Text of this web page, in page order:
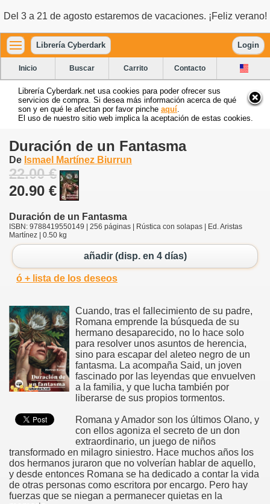
Del 3 a 21 de agosto estaremos de vacaciones. ¡Feliz verano!
Librería Cyberdark Login
Inicio Buscar Carrito Contacto
Librería Cyberdark.net usa cookies para poder ofrecer sus
servicios de compra. Si desea más información acerca de qué
son y en qué le afectan por favor pinche aquí
El uso de nuestro sitio web implica la aceptación de estas cookies.
Duración de un Fantasma
De Ismael Martínez Biurrun
22.00 €
20.90 €
Duración de un Fantasma
ISBN: 9788419550149 | 256 páginas | Rústica con solapas | Ed. Aristas
Martínez | 0.50 kg
añadir (disp. en 4 días)
ó + lista de los deseos
Cuando, tras el fallecimiento de su padre,
Romana emprende la búsqueda de su
hermano desaparecido, no lo hace solo
para resolver unos asuntos de herencia,
sino para escapar del aleteo negro de un
fantasma. La acompaña Said, un joven
fascinado por las leyendas que envuelven
a la familia, y que lucha también por
liberarse de sus propios tormentos.
Romana y Amador son los últimos Olano, y
con ellos agoniza el secreto de un don
extraordinario, un juego de niños
transformado en milagro siniestro. Hace muchos años los
dos hermanos juraron que no volverían hablar de aquello,
y desde entonces Romana se ha dedicado a contar la vida
de otras personas como escritora por encargo. Pero hay
fuerzas que se niegan a permanecer quietas en la